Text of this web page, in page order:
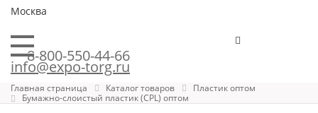
Москва
8-800-550-44-66
info@expo-torg.ru
Главная страница Каталог товаров
Пластик оптом
Бумажно-слоистый пластик (CPL) оптом